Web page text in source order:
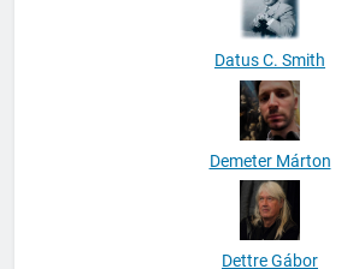
Datus C. Smith
Demeter Márton
Dettre Gábor